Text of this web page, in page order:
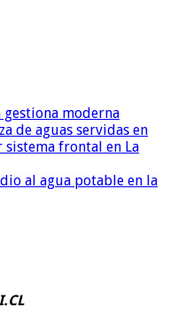
gestiona moderna
de aguas servidas en
sistema frontal en La
al agua potable en la